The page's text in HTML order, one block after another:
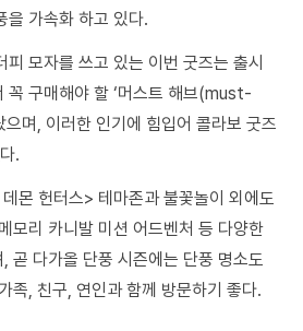
을 가속화 하고 있다.
모자를 쓰고 있는 이번 굿즈는 출시
꼭 구매해야 할 ‘머스트 해브(must-
며, 이러한 인기에 힘입어 콜라보 굿즈
.
몬 헌터스> 테마존과 불꽃놀이 외에도
모리 카니발 미션 어드벤처 등 다양한
곧 다가올 단풍 시즌에는 단풍 명소도
족, 친구, 연인과 함께 방문하기 좋다.